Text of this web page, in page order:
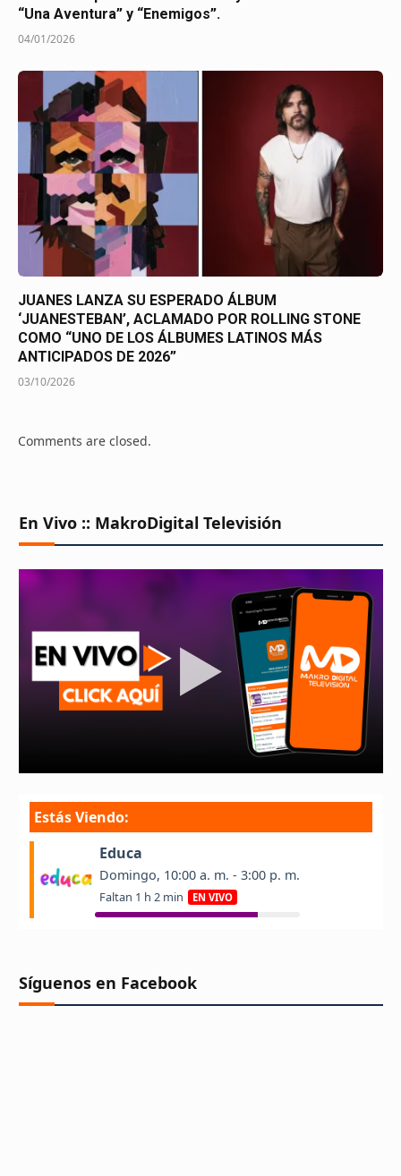
“Una Aventura” y “Enemigos”.
04/01/2026
JUANES LANZA SU ESPERADO ÁLBUM
‘JUANESTEBAN’, ACLAMADO POR ROLLING STONE
COMO “UNO DE LOS ÁLBUMES LATINOS MÁS
ANTICIPADOS DE 2026”
03/10/2026
Comments are closed.
En Vivo :: MakroDigital Televisión
Síguenos en Facebook